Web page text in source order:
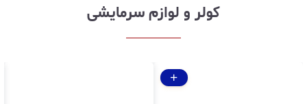
کولر و لوازم سرمایشی